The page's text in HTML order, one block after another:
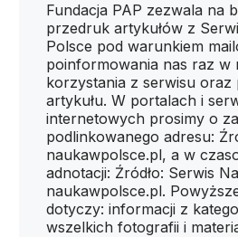
Fundacja PAP zezwala na
przedruk artykułów z
Polsce pod warunkiem
poinformowania nas raz w
korzystania z serwisu oraz
artykułu. W portalach i
internetowych prosimy o
podlinkowanego adresu:
naukawpolsce.pl, a w
adnotacji: Źródło: Serwis
naukawpolsce.pl.
dotyczy: informacji z
wszelkich fotografii i